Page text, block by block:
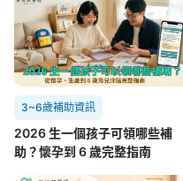
3~6歲補助資訊
2026 生一個孩子可領哪些補
助？懷孕到 6 歲完整指南